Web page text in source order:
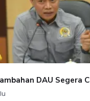
DAU Segera